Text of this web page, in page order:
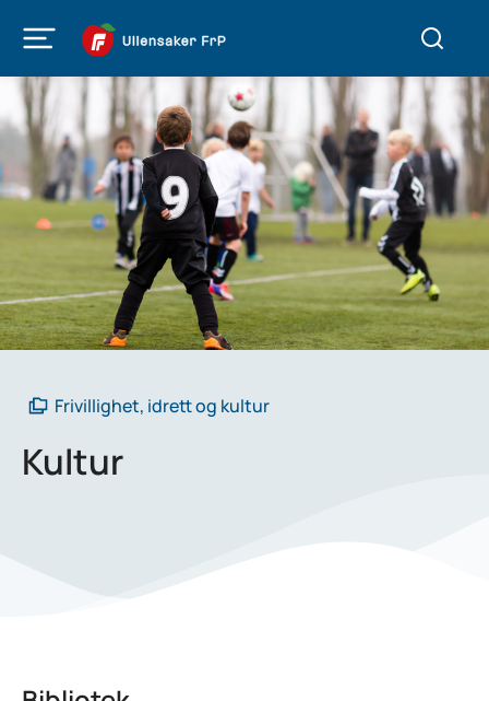
Frivillighet, idrett og kultur
Kultur